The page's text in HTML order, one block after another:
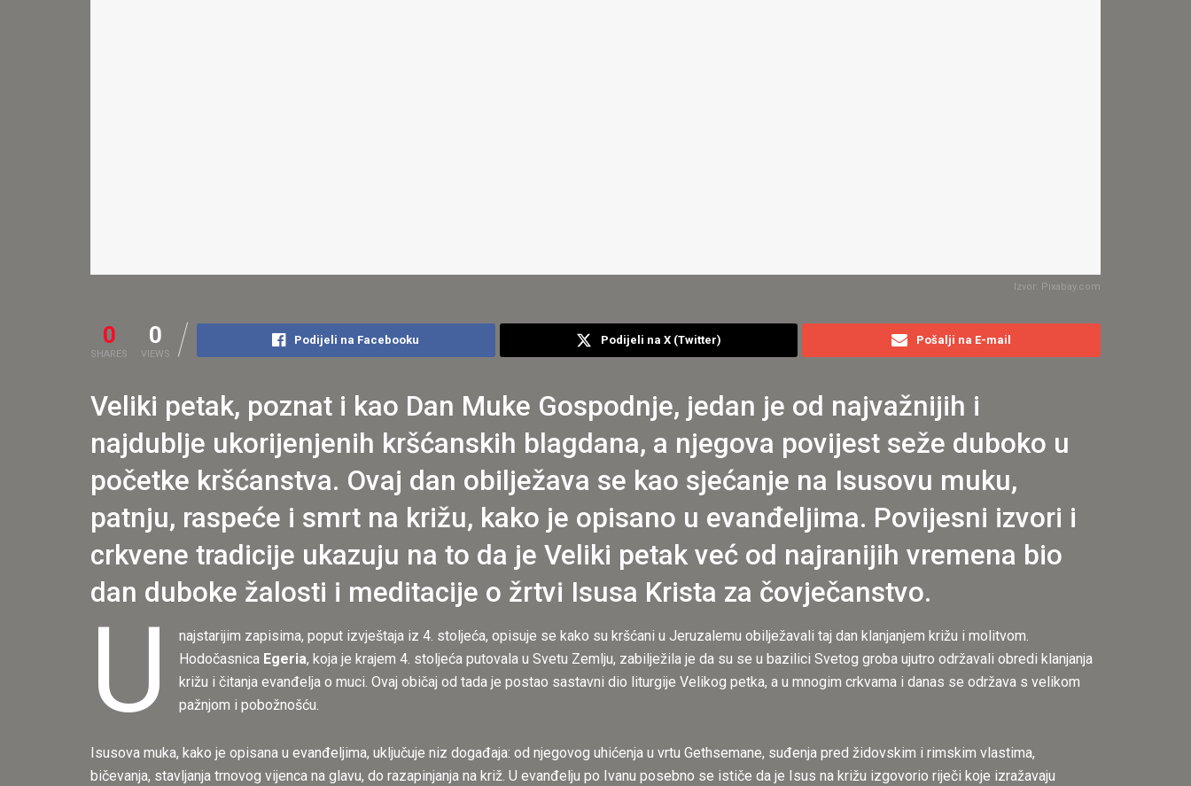
Izvor: Pixabay.com
0
SHARES
0
VIEWS
Podijeli na Facebooku Podijeli na X (Twitter) Pošalji na E-mail
Veliki petak, poznat i kao Dan Muke Gospodnje, jedan je od najvažnijih i
najdublje ukorijenjenih kršćanskih blagdana, a njegova povijest seže duboko u
početke kršćanstva. Ovaj dan obilježava se kao sjećanje na Isusovu muku,
patnju, raspeće i smrt na križu, kako je opisano u evanđeljima. Povijesni izvori i
crkvene tradicije ukazuju na to da je Veliki petak već od najranijih vremena bio
dan duboke žalosti i meditacije o žrtvi Isusa Krista za čovječanstvo.
U
najstarijim zapisima, poput izvještaja iz 4. stoljeća, opisuje se kako su kršćani u Jeruzalemu obilježavali taj dan klanjanjem križu i molitvom.
Hodočasnica Egeria, koja je krajem 4. stoljeća putovala u Svetu Zemlju, zabilježila je da su se u bazilici Svetog groba ujutro održavali obredi klanjanja
križu i čitanja evanđelja o muci. Ovaj običaj od tada je postao sastavni dio liturgije Velikog petka, a u mnogim crkvama i danas se održava s velikom
pažnjom i pobožnošću.
Isusova muka, kako je opisana u evanđeljima, uključuje niz događaja: od njegovog uhićenja u vrtu Gethsemane, suđenja pred židovskim i rimskim vlastima,
bičevanja, stavljanja trnovog vijenca na glavu, do razapinjanja na križ. U evanđelju po Ivanu posebno se ističe da je Isus na križu izgovorio riječi koje izražavaju